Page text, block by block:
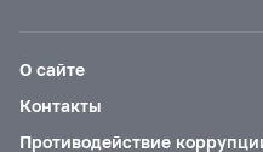
О сайте
Контакты
Противодействие